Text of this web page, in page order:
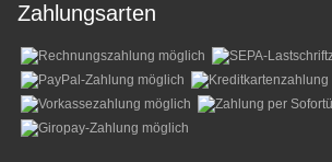
Zahlungsarten